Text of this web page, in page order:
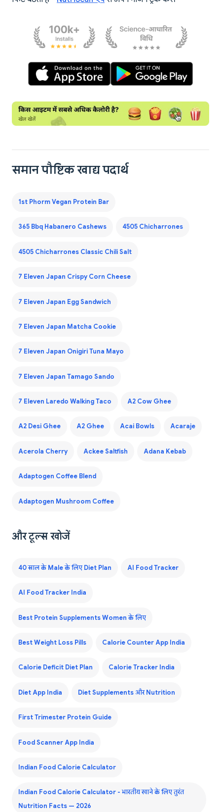
समान पौष्टिक खाद्य पदार्थ
1st Phorm Vegan Protein Bar
365 Bbq Habanero Cashews 4505 Chicharrones
4505 Chicharrones Classic Chili Salt
7 Eleven Japan Crispy Corn Cheese
7 Eleven Japan Egg Sandwich
7 Eleven Japan Matcha Cookie
7 Eleven Japan Onigiri Tuna Mayo
7 Eleven Japan Tamago Sando
7 Eleven Laredo Walking Taco A2 Cow Ghee
A2 Desi Ghee A2 Ghee Acai Bowls Acaraje
Acerola Cherry Ackee Saltfish Adana Kebab
Adaptogen Coffee Blend
Adaptogen Mushroom Coffee
और टूल्स खोजें
40 साल के Male के लिए Diet Plan AI Food Tracker
AI Food Tracker India
Best Protein Supplements Women के लिए
Best Weight Loss Pills Calorie Counter App India
Calorie Deficit Diet Plan Calorie Tracker India
Diet App India Diet Supplements और Nutrition
First Trimester Protein Guide
Food Scanner App India
Indian Food Calorie Calculator
Indian Food Calorie Calculator - भारतीय खाने के लिए तुरंत
Nutrition Facts — 2026